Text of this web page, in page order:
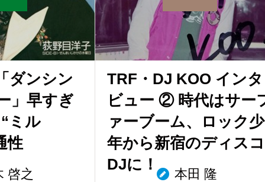
ダンシン
」早すぎ
ミル
性
啓之
TRF・DJ KOO インタ
ビュー ② 時代はサー
ァーブーム、ロック少
年から新宿のディスコ
DJに！
本田 隆